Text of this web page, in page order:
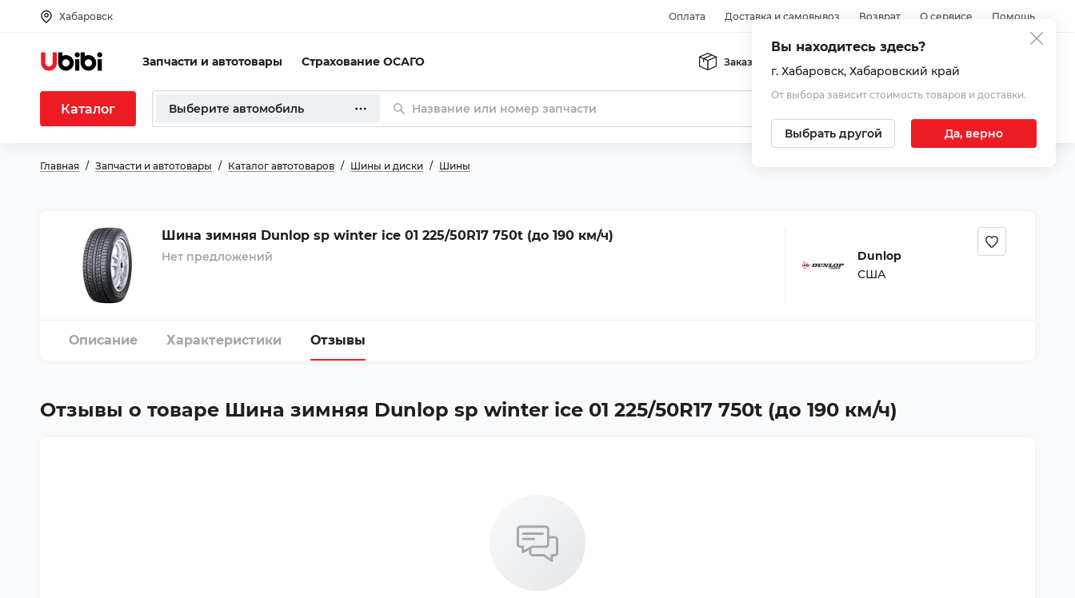
Хабаровск Оплата Доставка и самовывоз Возврат О сервисе Помощь
Запчасти и автотовары Страхование ОСАГО Заказы
Каталог Выберите автомобиль
Главная Запчасти и автотовары Каталог автотоваров Шины и диски Шины
Шина зимняя Dunlop sp winter ice 01 225/50R17 750t (до 190 км/ч)
Нет предложений
Dunlop
США
Описание Характеристики Отзывы
Отзывы о товаре Шина зимняя Dunlop sp winter ice 01 225/50R17 750t (до 190 км/ч)
Вы находитесь здесь?
г. Хабаровск, Хабаровский край
От выбора зависит стоимость товаров и доставки.
Выбрать другой Да, верно